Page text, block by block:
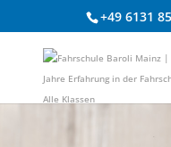
+49 6131